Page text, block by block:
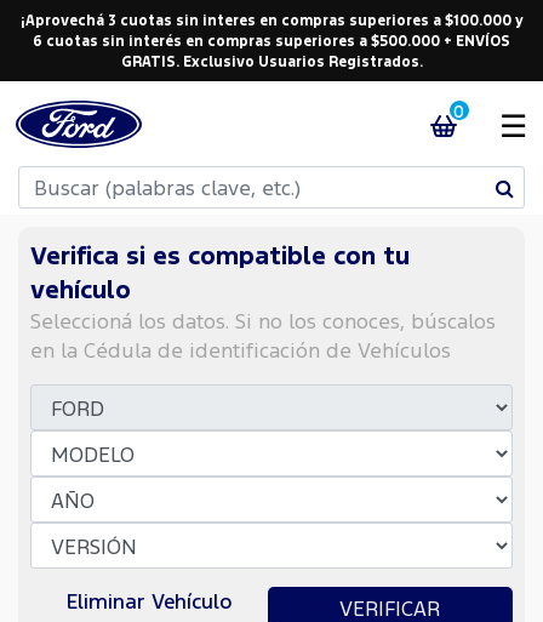
¡Aprovechá 3 cuotas sin interes en compras superiores a $100.000 y
6 cuotas sin interés en compras superiores a $500.000 + ENVÍOS
GRATIS. Exclusivo Usuarios Registrados.
0 ☰
Verifica si es compatible con tu
vehículo
Seleccioná los datos. Si no los conoces, búscalos
en la Cédula de identificación de Vehículos
Eliminar Vehículo VERIFICAR